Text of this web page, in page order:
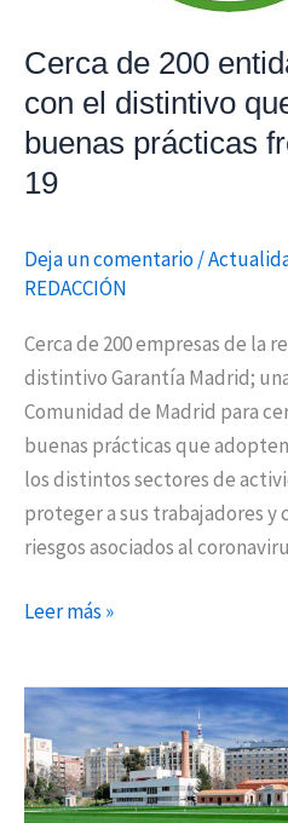
Cerca de 200
con el distintivo
buenas prácticas
19
Deja un comentario/
REDACCIÓN
Cerca de 200 empresas de la
distintivo Garantía Madrid;
Comunidad de Madrid para
buenas prácticas que
los distintos sectores de
proteger a sus trabajadores y
riesgos asociados al
certifica
sus
buenas
prácticas
frente
COVID-
19
Leer más »
Empresas
de
suministros
esenciales